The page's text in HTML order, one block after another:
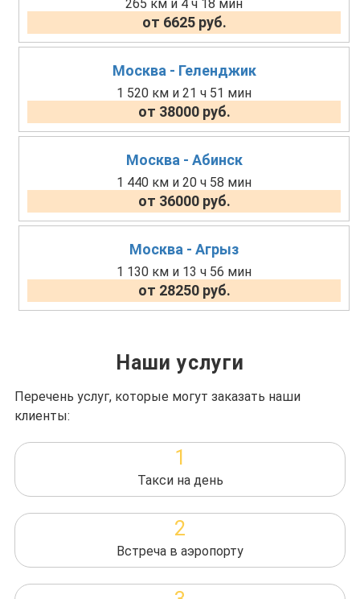
265 км и 4 ч 18 мин
от 6625 руб.
Москва - Геленджик
1 520 км и 21 ч 51 мин
от 38000 руб.
Москва - Абинск
1 440 км и 20 ч 58 мин
от 36000 руб.
Москва - Агрыз
1 130 км и 13 ч 56 мин
от 28250 руб.
Наши услуги
Перечень услуг, которые могут заказать наши
клиенты:
1
Такси на день
2
Встреча в аэропорту